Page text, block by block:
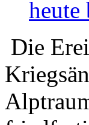
heute
Die